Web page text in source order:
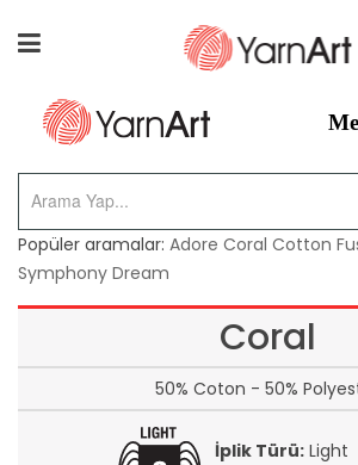
Popüler aramalar: Adore Coral Cotton
Symphony Dream
Coral
50% Coton - 50%
İplik Türü: Light